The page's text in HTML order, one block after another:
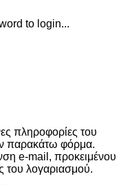
to login...
πληροφορίες του
παρακάτω φόρμα.
e-mail, προκειμένου
του λογαριασμού.